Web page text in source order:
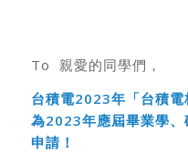
To 親愛的同學們，
台積電2023年「台積
為2023年應屆畢業學
申請！